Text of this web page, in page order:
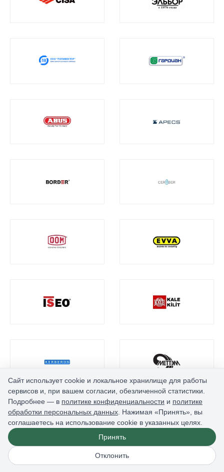
Сайт использует cookie и локальное хранилище для работы
сервисов и, при вашем согласии, обезличенной статистики.
Подробнее — в политике конфиденциальности и политике
обработки персональных данных . Нажимая «Принять», вы
соглашаетесь на использование cookie в указанных целях.
Принять
Отклонить